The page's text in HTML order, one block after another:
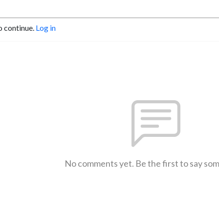
continue. Log in
No comments yet. Be the first to say